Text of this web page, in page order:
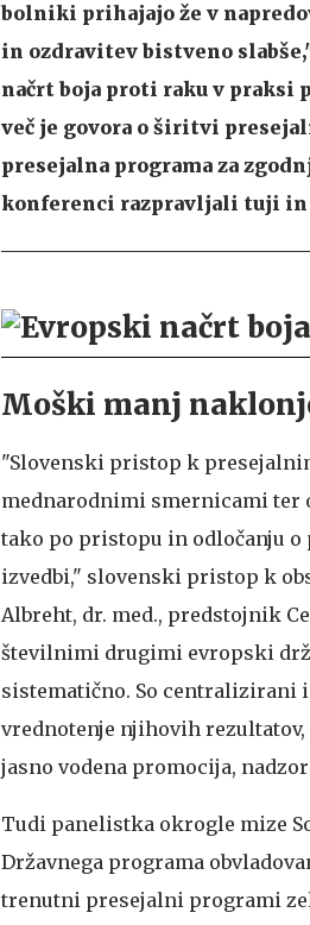
bolniki prihajajo že v
in ozdravitev bistveno
načrt boja proti raku v praksi
več je govora o širitvi
presejalna programa za
konferenci razpravljali tuji
Moški manj
"Slovenski pristop k
mednarodnimi smernicami ter
tako po pristopu in odločanju
izvedbi," slovenski pristop k
Albreht, dr. med., predstojnik
številnimi drugimi evropski
sistematično. So centralizirani
vrednotenje njihovih
jasno vodena promocija,
Tudi panelistka okrogle mize
Državnega programa
trenutni presejalni programi